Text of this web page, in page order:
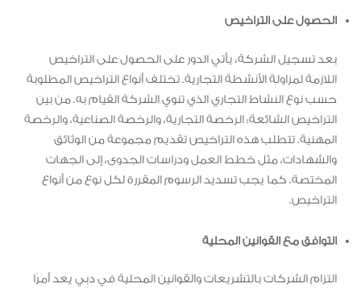
الحصول على التراخيص
بعد تسجيل الشركة، يأتي الدور على الحصول على التراخيص
اللازمة لمزاولة الأنشطة التجارية. تختلف أنواع التراخيص المطلوبة
حسب نوع النشاط التجاري الذي تنوي الشركة القيام به. من بين
التراخيص الشائعة: الرخصة التجارية، والرخصة الصناعية، والرخصة
المهنية. تتطلب هذه التراخيص تقديم مجموعة من الوثائق
والشهادات، مثل خطط العمل ودراسات الجدوى، إلى الجهات
المختصة. كما يجب تسديد الرسوم المقررة لكل نوع من أنواع
التراخيص.
التوافق مع القوانين المحلية
التزام الشركات بالتشريعات والقوانين المحلية في دبي يعد أمرًا